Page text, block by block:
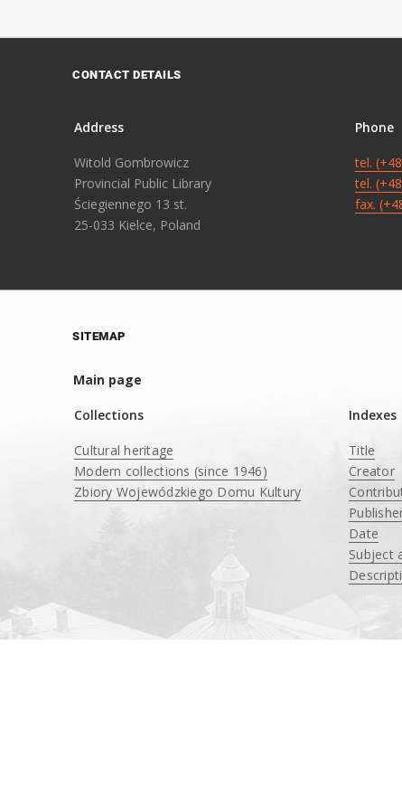
CONTACT DETAILS
Address
Witold Gombrowicz
Provincial Public Library
Ściegiennego 13 st.
25-033 Kielce, Poland
Phone
tel.
tel.
fax.
SITEMAP
Main page
Collections
Cultural heritage
Modern collections (since 1946)
Zbiory Wojewódzkiego Domu Kultury
Indexes
Title
Creator
Date
Subject